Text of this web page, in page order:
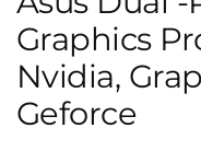
Graphics
Nvidia,
Geforce